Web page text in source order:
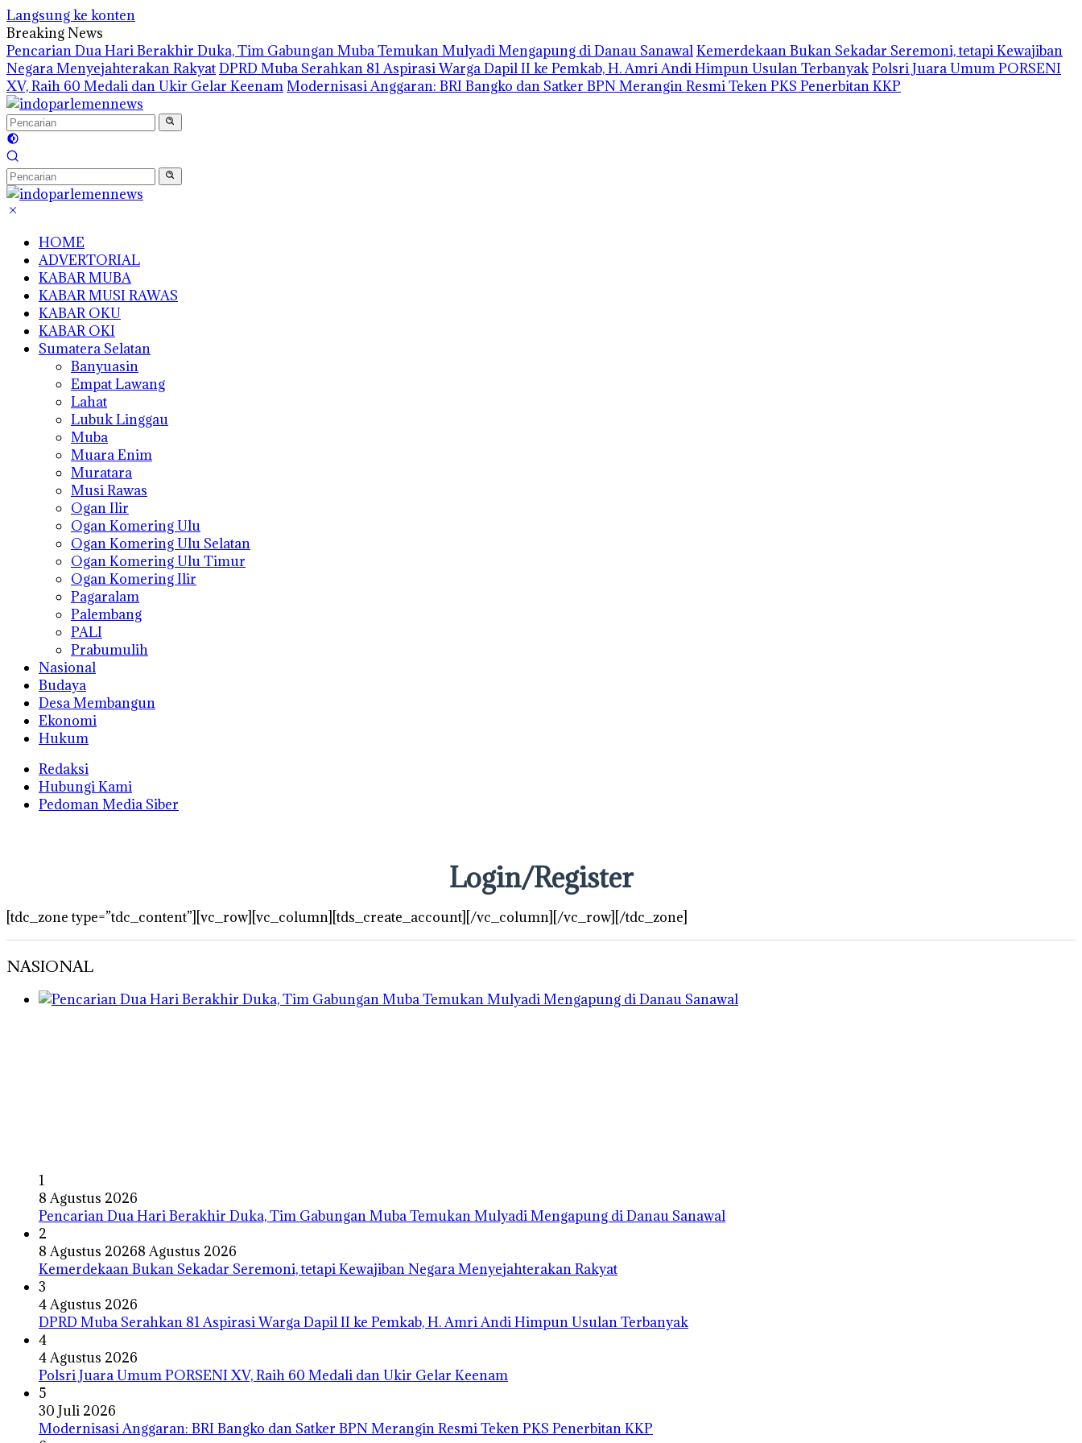
Langsung ke konten
Breaking News
Pencarian Dua Hari Berakhir Duka, Tim Gabungan Muba Temukan Mulyadi Mengapung di Danau SanawalKemerdekaan Bukan Sekadar Seremoni, tetapi Kewajiban
Negara Menyejahterakan RakyatDPRD Muba Serahkan 81 Aspirasi Warga Dapil II ke Pemkab, H. Amri Andi Himpun Usulan TerbanyakPolsri Juara Umum PORSENI
XV, Raih 60 Medali dan Ukir Gelar KeenamModernisasi Anggaran: BRI Bangko dan Satker BPN Merangin Resmi Teken PKS Penerbitan KKP
HOME
ADVERTORIAL
KABAR MUBA
KABAR MUSI RAWAS
KABAR OKU
KABAR OKI
Sumatera Selatan
Banyuasin
Empat Lawang
Lahat
Lubuk Linggau
Muba
Muara Enim
Muratara
Musi Rawas
Ogan Ilir
Ogan Komering Ulu
Ogan Komering Ulu Selatan
Ogan Komering Ulu Timur
Ogan Komering Ilir
Pagaralam
Palembang
PALI
Prabumulih
Nasional
Budaya
Desa Membangun
Ekonomi
Hukum
Redaksi
Hubungi Kami
Pedoman Media Siber
Login/Register
[tdc_zone type=”tdc_content”][vc_row][vc_column][tds_create_account][/vc_column][/vc_row][/tdc_zone]
NASIONAL
1
8 Agustus 2026
Pencarian Dua Hari Berakhir Duka, Tim Gabungan Muba Temukan Mulyadi Mengapung di Danau Sanawal
2
8 Agustus 20268 Agustus 2026
Kemerdekaan Bukan Sekadar Seremoni, tetapi Kewajiban Negara Menyejahterakan Rakyat
3
4 Agustus 2026
DPRD Muba Serahkan 81 Aspirasi Warga Dapil II ke Pemkab, H. Amri Andi Himpun Usulan Terbanyak
4
4 Agustus 2026
Polsri Juara Umum PORSENI XV, Raih 60 Medali dan Ukir Gelar Keenam
5
30 Juli 2026
Modernisasi Anggaran: BRI Bangko dan Satker BPN Merangin Resmi Teken PKS Penerbitan KKP